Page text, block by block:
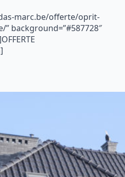
marc.be/offerte/oprit-
background=”#587728″